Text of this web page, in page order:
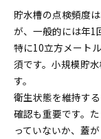
貯水槽の点検頻度
が、一般的には年1
特に10立方メート
須です。小規模貯
す。
衛生状態を維持す
確認も重要です。
っていないか、蓋